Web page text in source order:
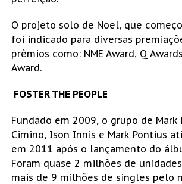
O projeto solo de Noel, que
foi indicado para diversas
prêmios como: NME Award, Q
Award.
FOSTER THE PEOPLE
Fundado em 2009, o grupo de Mark
Cimino, Ison Innis e Mark Pontius
em 2011 após o lançamento do
Foram quase 2 milhões de
mais de 9 milhões de singles pelo